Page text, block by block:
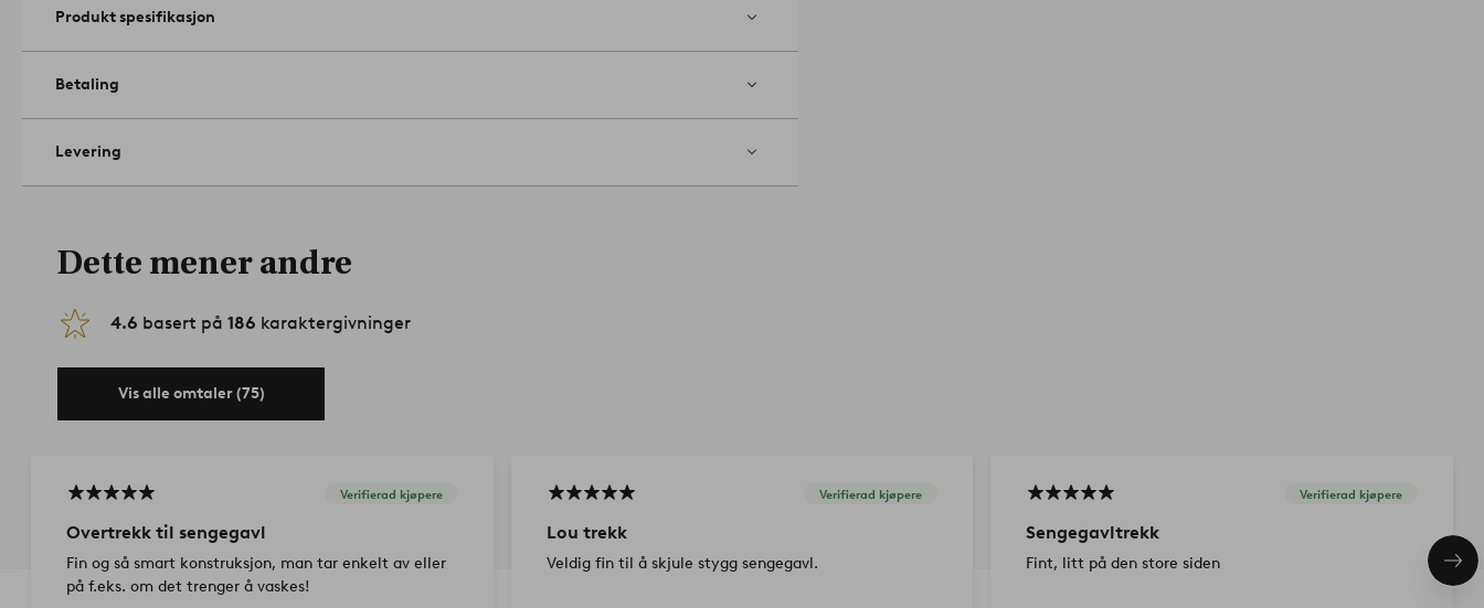
90 cm passer sengegavl som er maks 95 cm bred, 10 cm dyp og 145 cm høy. Trekket er 105x150 cm.
160 cm passer sengegavl som er maks 165 cm bred, 10 cm dyp og 145 cm høy. Trekket er 175x150 cm.
- Maskinvask 40°
Produkt spesifikasjon
Betaling
Levering
Dette mener andre
4.6 basert på 186 karaktergivninger
Vis alle omtaler (75)
Verifierad kjøpere
Overtrekk til sengegavl
Fin og så smart konstruksjon, man tar enkelt av eller
på f.eks. om det trenger å vaskes!
Verifierad kjøpere
Lou trekk
Veldig fin til å skjule stygg sengegavl.
Verifierad kjøpere
Sengegavltrekk
Fint, litt på den store siden